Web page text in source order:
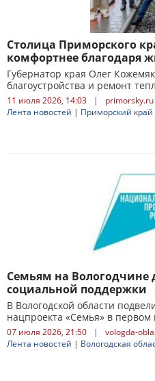
Столица Приморского
комфортнее благодаря
Губернатор края Олег
благоустройства и ремонт
11 июля 2026, 14:03 |
primorsky.ru
Лента новостей | Приморский край
Семьям на Вологодчине
социальной поддержки
В Вологодской области
нацпроекта «Семья» в первом
07 июля 2026, 21:50 |
vologda-
Лента новостей | Вологодская